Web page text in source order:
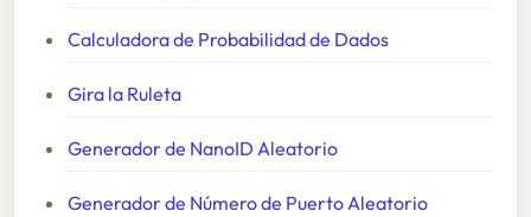
Calculadora de Probabilidad de Dados
Gira la Ruleta
Generador de NanoID Aleatorio
Generador de Número de Puerto Aleatorio